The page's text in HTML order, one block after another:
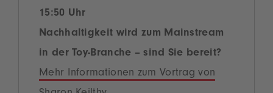
15:50 Uhr
Nachhaltigkeit wird zum Mainstream
in der Toy-Branche – sind Sie bereit?
Mehr Informationen zum Vortrag von